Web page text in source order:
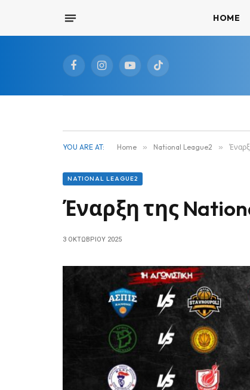
HOME
FacebookInstagramYouTubeTikTok
YOU ARE AT: Home » National League2 »
NATIONAL LEAGUE2
Έναρξη της
3 ΟΚΤΩΒΡΊΟΥ 2025